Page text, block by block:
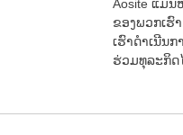
Aosite ແມ່
ຂອງພວກເຮົ
ເຮົາດໍາເນີນ
ຮ່ວມທຸລະກິດ